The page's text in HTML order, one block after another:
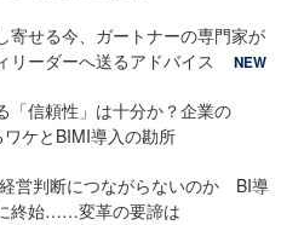
寄せる今、ガートナーの専門家が
リーダーへ送るアドバイス
NEW
「信頼性」は十分か？企業の
ケとBIMI導入の勘所
営判断につながらないのか BI導
終始……変革の要諦は